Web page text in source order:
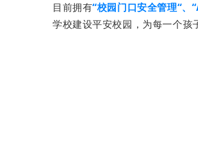
目前拥有“校园门口安全管理“、
学校建设平安校园，为每一个孩